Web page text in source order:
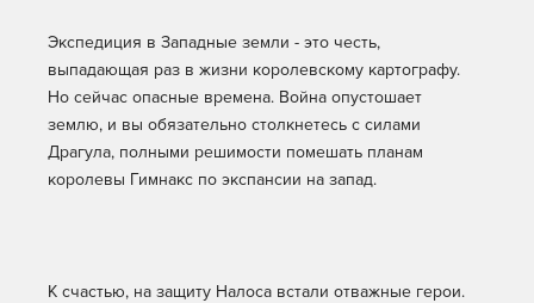
Экспедиция в Западные земли - это честь,
выпадающая раз в жизни королевскому картографу.
Но сейчас опасные времена. Война опустошает
землю, и вы обязательно столкнетесь с силами
Драгула, полными решимости помешать планам
королевы Гимнакс по экспансии на запад.
К счастью, на защиту Налоса встали отважные герои.